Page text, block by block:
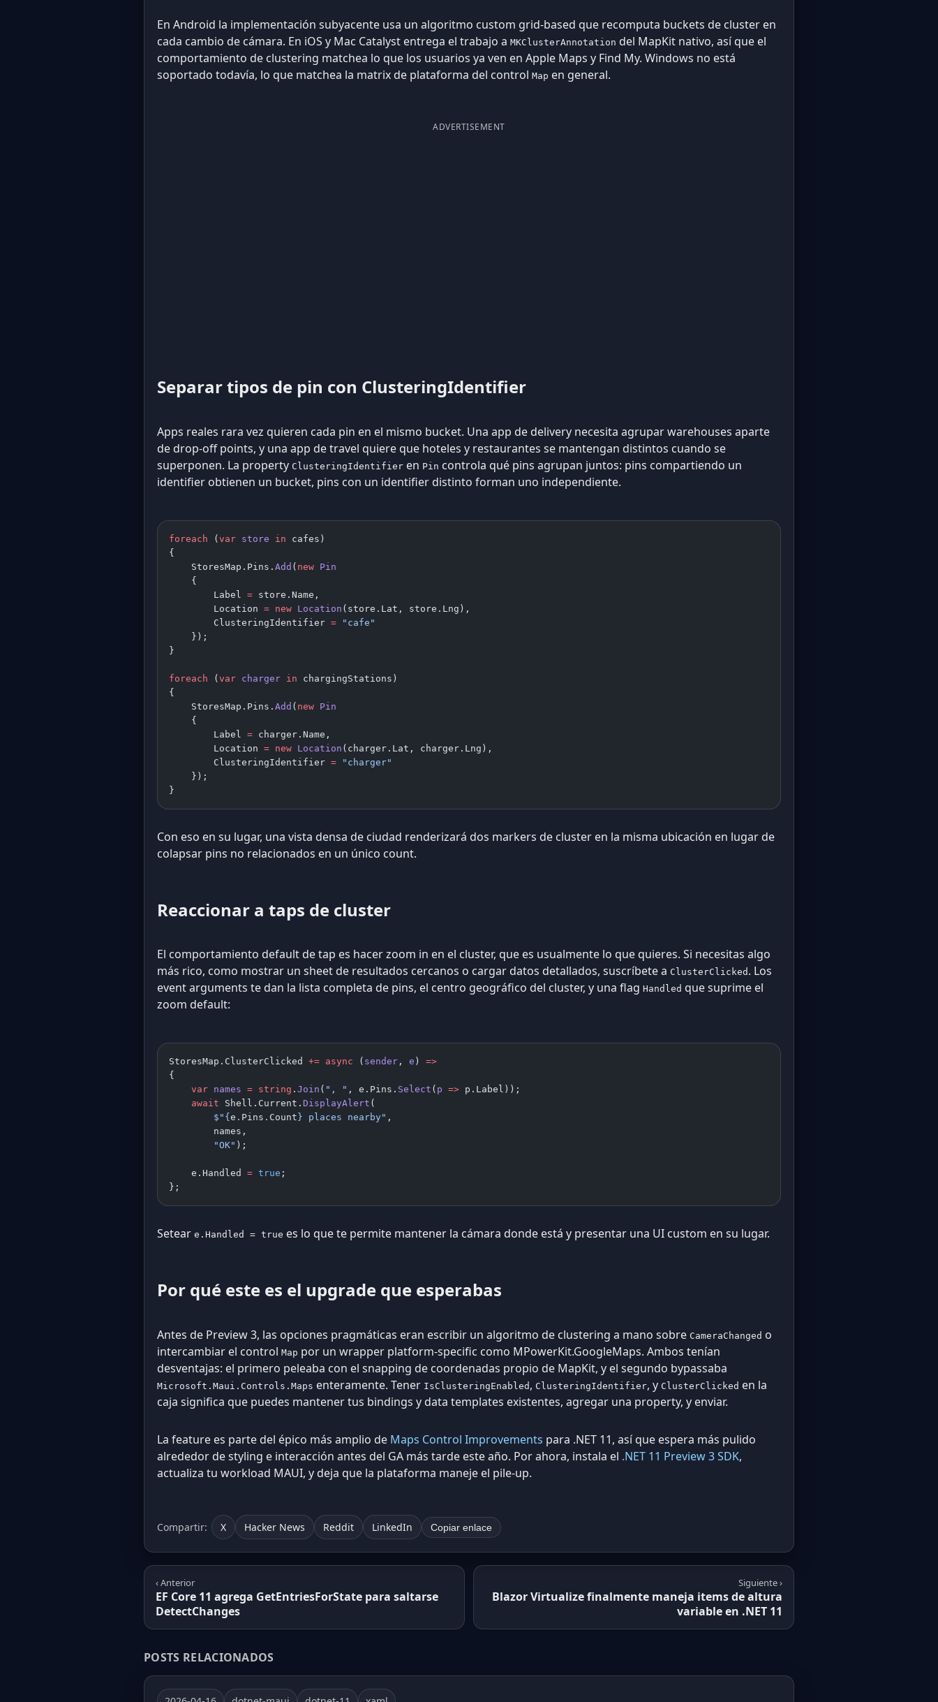
En Android la implementación subyacente usa un algoritmo custom grid-based que recomputa buckets de cluster en
cada cambio de cámara. En iOS y Mac Catalyst entrega el trabajo a MKClusterAnnotation del MapKit nativo, así que el
comportamiento de clustering matchea lo que los usuarios ya ven en Apple Maps y Find My. Windows no está
soportado todavía, lo que matchea la matrix de plataforma del control Map en general.
ADVERTISEMENT
Separar tipos de pin con ClusteringIdentifier
Apps reales rara vez quieren cada pin en el mismo bucket. Una app de delivery necesita agrupar warehouses aparte
de drop-off points, y una app de travel quiere que hoteles y restaurantes se mantengan distintos cuando se
superponen. La property ClusteringIdentifier en Pin controla qué pins agrupan juntos: pins compartiendo un
identifier obtienen un bucket, pins con un identifier distinto forman uno independiente.
foreach (var store in cafes)
{
    StoresMap.Pins.
Add ( new Pin
    {
        Label
= store.Name,
        Location
= new Location (store.Lat, store.Lng),
        ClusteringIdentifier
= "cafe"
    });
}
foreach (var charger in chargingStations)
{
    StoresMap.Pins.
Add ( new Pin
    {
        Label
= charger.Name,
        Location
= new Location (charger.Lat, charger.Lng),
        ClusteringIdentifier
= "charger"
    });
}
Con eso en su lugar, una vista densa de ciudad renderizará dos markers de cluster en la misma ubicación en lugar de
colapsar pins no relacionados en un único count.
Reaccionar a taps de cluster
El comportamiento default de tap es hacer zoom in en el cluster, que es usualmente lo que quieres. Si necesitas algo
más rico, como mostrar un sheet de resultados cercanos o cargar datos detallados, suscríbete a ClusterClicked . Los
event arguments te dan la lista completa de pins, el centro geográfico del cluster, y una flag Handled que suprime el
zoom default:
StoresMap.ClusterClicked += async ( sender , e ) =>
{
    var
names = string . Join ( ", " , e.Pins. Select ( p => p.Label));
    await
Shell.Current. DisplayAlert (
        $"
{ e . Pins . Count } places nearby" ,
        names,
        "OK"
);
    e.Handled
= true ;
};
Setear e.Handled = true es lo que te permite mantener la cámara donde está y presentar una UI custom en su lugar.
Por qué este es el upgrade que esperabas
Antes de Preview 3, las opciones pragmáticas eran escribir un algoritmo de clustering a mano sobre CameraChanged o
intercambiar el control Map por un wrapper platform-specific como MPowerKit.GoogleMaps. Ambos tenían
desventajas: el primero peleaba con el snapping de coordenadas propio de MapKit, y el segundo bypassaba
Microsoft.Maui.Controls.Maps enteramente. Tener IsClusteringEnabled , ClusteringIdentifier, y ClusterClicked en la
caja significa que puedes mantener tus bindings y data templates existentes, agregar una property, y enviar.
La feature es parte del épico más amplio de Maps Control Improvements para .NET 11, así que espera más pulido
alrededor de styling e interacción antes del GA más tarde este año. Por ahora, instala el .NET 11 Preview 3 SDK,
actualiza tu workload MAUI, y deja que la plataforma maneje el pile-up.
Compartir: X Hacker News Reddit LinkedIn Copiar enlace
‹ Anterior
EF Core 11 agrega GetEntriesForState para saltarse
DetectChanges
Siguiente ›
Blazor Virtualize finalmente maneja items de altura
variable en .NET 11
POSTS RELACIONADOS